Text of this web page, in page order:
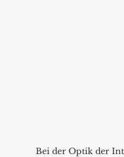
Bei der Optik der